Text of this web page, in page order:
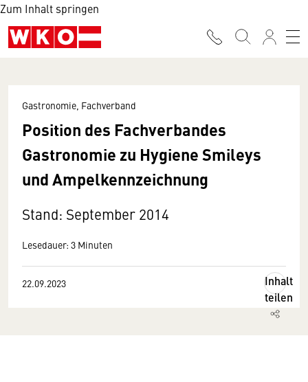
Zum Inhalt springen
Gastronomie, Fachverband
Position des Fachverbandes
Gastronomie zu Hygiene Smileys
und Ampelkennzeichnung
Stand: September 2014
Lesedauer: 3 Minuten
22.09.2023
Inhalt
teilen